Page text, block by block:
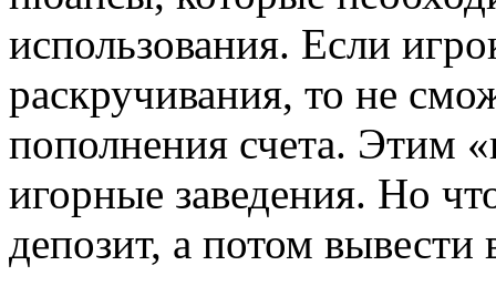
использования. Если
раскручивания, то не
пополнения счета. Этим
игорные заведения. Но
депозит, а потом